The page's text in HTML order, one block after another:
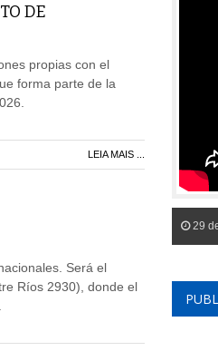
DE
propias con el
forma parte de la
LEIA MAIS ...
Será el
Ríos 2930), donde el
29